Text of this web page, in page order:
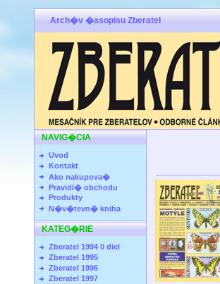
Arch�v �asopisu Zberatel
NAVIG�CIA
Uvod
Kontakt
Ako nakupova�
Pravidl� obchodu
Produkty
N�v�tevn� kniha
KATEG�RIE
Zberatel 1994 0 diel
Zberatel 1995
Zberatel 1996
Zberatel 1997